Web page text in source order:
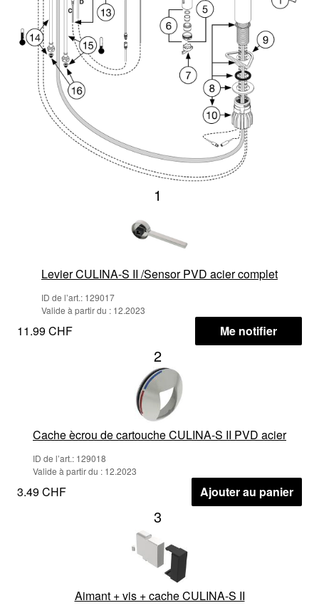
1
Levier CULINA-S II /Sensor PVD acier complet
ID de l’art.: 129017
Valide à partir du : 12.2023
11.99 CHF Me notifier
2
Cache ècrou de cartouche CULINA-S II PVD acier
ID de l’art.: 129018
Valide à partir du : 12.2023
3.49 CHF Ajouter au panier
3
Aimant + vis + cache CULINA-S II